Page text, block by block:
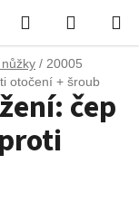
Hledat
KOŠÍK
/ 20005
otočení + šroub
čep